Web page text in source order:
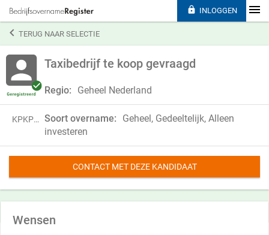
TERUG NAAR SELECTIE
Taxibedrijf te koop gevraagd
Regio: Geheel Nederland
KPKP21ZWG49H Soort overname:
Geheel, Gedeeltelijk, Alleen
investeren
CONTACT MET DEZE KANDIDAAT
Wensen
 INLOGGEN